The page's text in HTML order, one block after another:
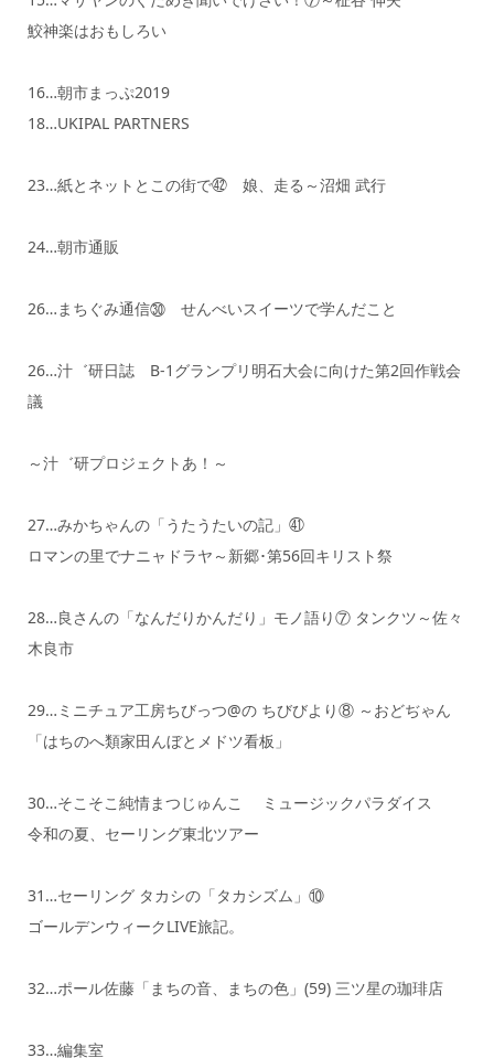
鮫神楽はおもしろい
16…朝市まっぷ2019
18…UKIPAL PARTNERS
23…紙とネットとこの街で㊷ 娘、走る～沼畑 武行
24…朝市通販
26…まちぐみ通信㉚ せんべいスイーツで学んだこと
26…汁゛研日誌 B-1グランプリ明石大会に向けた第2回作戦会
議
～汁゛研プロジェクトあ！～
27…みかちゃんの「うたうたいの記」㊶
ロマンの里でナニャドラヤ～新郷･第56回キリスト祭
28…良さんの「なんだりかんだり」モノ語り⑦ タンクツ～佐々
木良市
29…ミニチュア工房ちびっつ@の ちびびより⑧ ～おどぢゃん
「はちのへ類家田んぼとメドツ看板」
30…そこそこ純情まつじゅんこ ミュージックパラダイス
令和の夏、セーリング東北ツアー
31…セーリング タカシの「タカシズム」⑩
ゴールデンウィークLIVE旅記。
32…ポール佐藤「まちの音、まちの色」(59) 三ツ星の珈琲店
33…編集室